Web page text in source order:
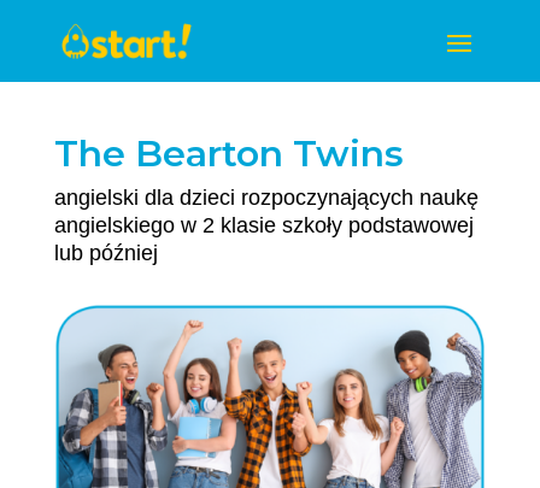
The Bearton Twins
angielski dla dzieci rozpoczynających naukę
angielskiego w 2 klasie szkoły podstawowej
lub później